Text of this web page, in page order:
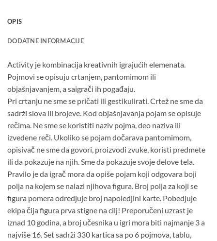
OPIS
DODATNE INFORMACIJE
Activity je kombinacija kreativnih igrajućih elemenata.
Pojmovi se opisuju crtanjem, pantomimom ili
objašnjavanjem, a saigrači ih pogađaju.
Pri crtanju ne sme se pričati ili gestikulirati. Crtež ne sme da
sadrži slova ili brojeve. Kod objašnjavanja pojam se opisuje
rečima. Ne sme se koristiti naziv pojma, deo naziva ili
izvedene reči. Ukoliko se pojam dočarava pantomimom,
opisivač ne sme da govori, proizvodi zvuke, koristi predmete
ili da pokazuje na njih. Sme da pokazuje svoje delove tela.
Pravilo je da igrač mora da opiše pojam koji odgovara boji
polja na kojem se nalazi njihova figura. Broj polja za koji se
figura pomera odredjuje broj napoledjini karte. Pobedjuje
ekipa čija figura prva stigne na cilj! Preporučeni uzrast je
iznad 10 godina, a broj učesnika u igri mora biti najmanje 3 a
najviše 16. Set sadrži 330 kartica sa po 6 pojmova, tablu,